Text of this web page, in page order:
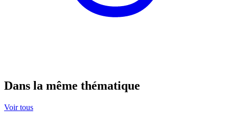
Dans la même thématique
Voir tous